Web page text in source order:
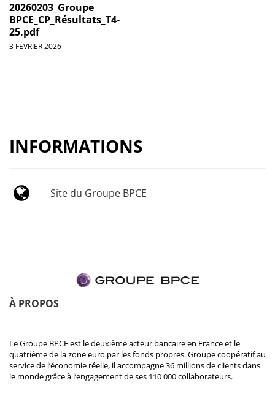
20260203_Groupe
BPCE_CP_Résultats_T4-
25.pdf
3 FÉVRIER 2026
INFORMATIONS
Site du Groupe BPCE
À PROPOS
Le Groupe BPCE est le deuxième acteur bancaire en France et le
quatrième de la zone euro par les fonds propres. Groupe coopératif au
service de l’économie réelle, il accompagne 36 millions de clients dans
le monde grâce à l’engagement de ses 110 000 collaborateurs.